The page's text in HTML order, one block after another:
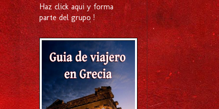
Haz click aqui y forma
parte del grupo !